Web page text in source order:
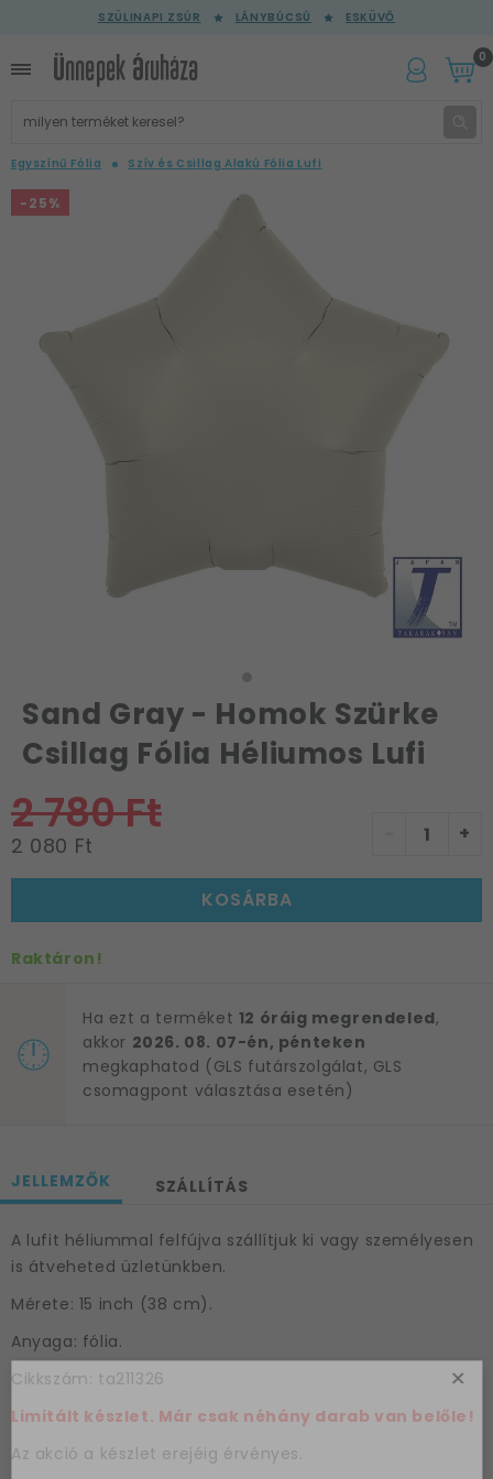
SZÜLINAPI ZSÚR LÁNYBÚCSÚ ESKÜVŐ
0
Egyszínű Fólia Szív és Csillag Alakú Fólia Lufi
-25%
Sand Gray - Homok Szürke
Csillag Fólia Héliumos Lufi
2 780 Ft
2 080 Ft +
KOSÁRBA
Raktáron!
Ha ezt a terméket 12 óráig megrendeled,
akkor 2026. 08. 07-én, pénteken
megkaphatod (GLS futárszolgálat, GLS
csomagpont választása esetén)
JELLEMZŐK SZÁLLÍTÁS
A lufit héliummal felfújva szállítjuk ki vagy személyesen
is átveheted üzletünkben.
Mérete: 15 inch (38 cm).
Anyaga: fólia.
Cikkszám: ta211326
Limitált készlet. Már csak néhány darab van belőle!
Az akció a készlet erejéig érvényes.
×